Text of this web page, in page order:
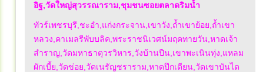
อิฐ,วัดใหญ่สุวรรณาราม,ชุมชนซอยตลาดริมน้ำ
ทัวร์เพชรบุรี,ชะอำ,แก่งกระจาน,เขาวัง,ถ้ำเขาย้อย,ถ้ำเขา
หลวง,คาเมลรีพับบลิค,พระราชนิเวศน์มฤคทายวัน,หาดเจ้า
สำราญ,วัดมหาธาตุวรวิหาร,วังบ้านปืน,เขาพะเนินทุ่ง,แหลม
ผักเบี้ย,วัดข่อย,วัดเนรัญชราราม,หาดปึกเตียน,วัดเขาบันได